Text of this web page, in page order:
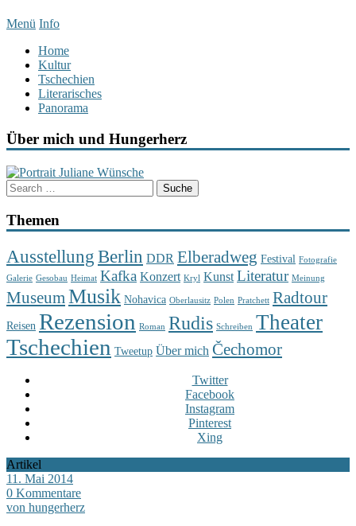
Menü Info
Home
Kultur
Tschechien
Literarisches
Panorama
Über mich und Hungerherz
Themen
Ausstellung Berlin DDR Elberadweg Festival Fotografie
Galerie Gesobau Heimat Kafka Konzert Kryl Kunst Literatur Meinung
Museum Musik Nohavica Oberlausitz Polen Pratchett Radtour
Reisen Rezension Roman Rudis Schreiben Theater
Tschechien Tweetup Über mich Čechomor
Twitter
Facebook
Instagram
Pinterest
Xing
Artikel
11. Mai 2014
0 Kommentare
von hungerherz